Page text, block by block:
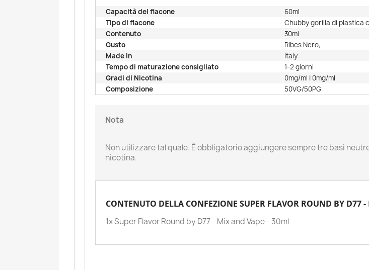
Capacità del flacone
60ml
Tipo di flacone
Chubby gorilla di plastica
Contenuto
30ml
Gusto
Ribes Nero,
Made in
Italy
Tempo di maturazione consigliato
1-2 giorni
Gradi di Nicotina
0mg/ml | 0mg/ml
Composizione
50VG/50PG
Nota
Non utilizzare tal quale. È obbligatorio aggiungere sempre tre basi
nicotina.
CONTENUTO DELLA CONFEZIONE SUPER FLAVOR ROUND BY D77
1x Super Flavor Round by D77 - Mix and Vape - 30ml